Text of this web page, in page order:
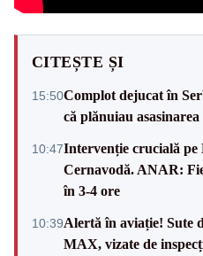
CITEȘTE ȘI
15:50Complot dejucat în
că plănuiau
10:47Intervenție crucială pe
Cernavodă. ANAR:
în 3-4 ore
10:39Alertă în aviație! Sute
MAX, vizate de